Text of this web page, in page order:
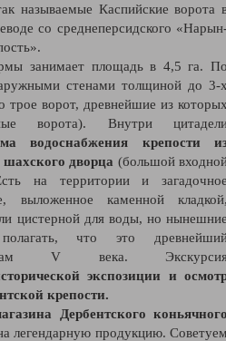
называемые Каспийские ворота
со среднеперсидского
занимает площадь в 4,5 га.
стенами толщиной до 3-
ворот, древнейшие из
ворота). Внутри
водоснабжения крепости
дворца (большой
на территории и
выложенное каменной
цистерной для воды, но
полагать, что это
храм V века.
экспозиции и
крепости.
Дербентского
легендарную продукцию.